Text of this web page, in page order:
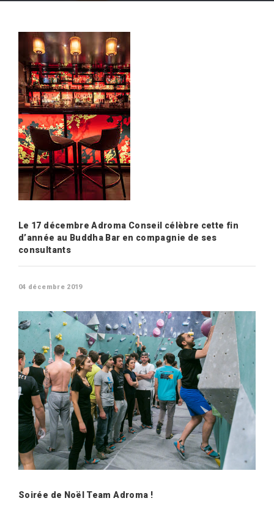
Le 17 décembre Adroma Conseil célèbre cette fin
d’année au Buddha Bar en compagnie de ses
consultants
04 décembre 2019
Soirée de Noël Team Adroma !